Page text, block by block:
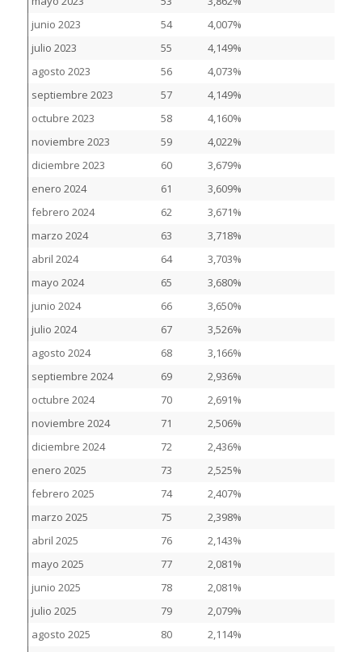
junio 2023
54
4,007%
julio 2023
55
4,149%
agosto 2023
56
4,073%
septiembre 2023
57
4,149%
octubre 2023
58
4,160%
noviembre 2023
59
4,022%
diciembre 2023
60
3,679%
enero 2024
61
3,609%
febrero 2024
62
3,671%
marzo 2024
63
3,718%
abril 2024
64
3,703%
mayo 2024
65
3,680%
junio 2024
66
3,650%
julio 2024
67
3,526%
agosto 2024
68
3,166%
septiembre 2024
69
2,936%
octubre 2024
70
2,691%
noviembre 2024
71
2,506%
diciembre 2024
72
2,436%
enero 2025
73
2,525%
febrero 2025
74
2,407%
marzo 2025
75
2,398%
abril 2025
76
2,143%
mayo 2025
77
2,081%
junio 2025
78
2,081%
julio 2025
79
2,079%
agosto 2025
80
2,114%